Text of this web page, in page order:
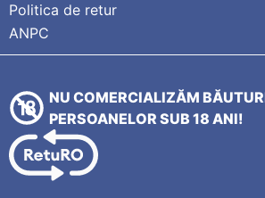
Politica de retur
ANPC
NU COMERCIALIZĂM
PERSOANELOR SUB 18 ANI!